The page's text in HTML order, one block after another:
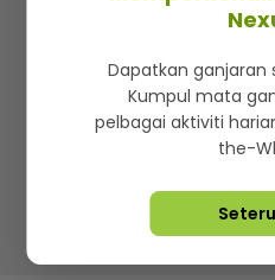
Iklan di
Terma & Syarat
Hakcipta Terpelihara ©
Dapatkan
Kumpul mata
pelbagai aktiviti
the-